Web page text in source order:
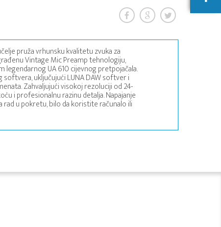
pruža vrhunsku kvalitetu zvuka za
Vintage Mic Preamp tehnologiju,
UA 610 cijevnog pretpojačala.
uključujući LUNA DAW softver i
Zahvaljujući visokoj rezoluciji od 24-
i profesionalnu razinu detalja. Napajanje
rad u pokretu, bilo da koristite računalo ili